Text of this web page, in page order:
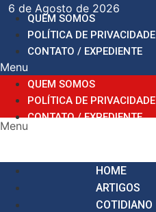
para
conteúdo
6 de Agosto de 2026
QUEM SOMOS
POLÍTICA DE PRIVACIDADE
CONTATO / EXPEDIENTE
Menu
QUEM SOMOS
POLÍTICA DE PRIVACIDADE
CONTATO / EXPEDIENTE
Menu
HOME
ARTIGOS
COTIDIANO